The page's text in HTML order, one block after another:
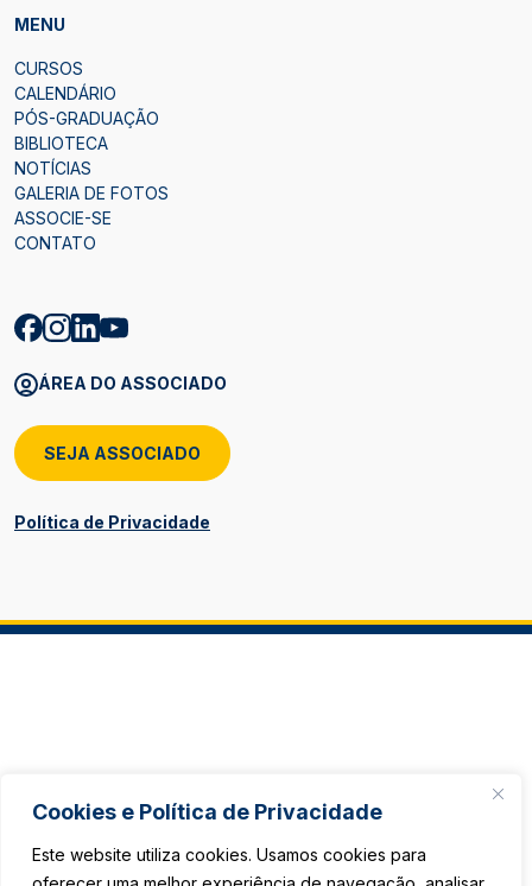
Cookies e Política de Privacidade
Este website utiliza cookies. Usamos cookies para
MENU
CURSOS
CALENDÁRIO
PÓS-GRADUAÇÃO
BIBLIOTECA
NOTÍCIAS
GALERIA DE FOTOS
ASSOCIE-SE
CONTATO
ÁREA DO ASSOCIADO
SEJA ASSOCIADO
Política de Privacidade